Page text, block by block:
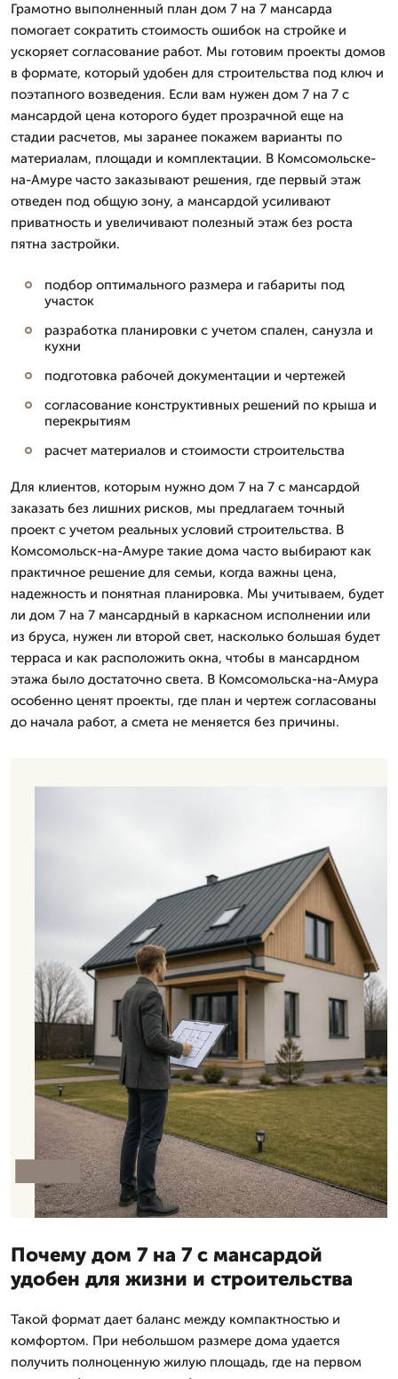
Грамотно выполненный план дом 7 на 7 мансарда
помогает сократить стоимость ошибок на стройке и
ускоряет согласование работ. Мы готовим проекты домов
в формате, который удобен для строительства под ключ и
поэтапного возведения. Если вам нужен дом 7 на 7 с
мансардой цена которого будет прозрачной еще на
стадии расчетов, мы заранее покажем варианты по
материалам, площади и комплектации. В Комсомольске-
на-Амуре часто заказывают решения, где первый этаж
отведен под общую зону, а мансардой усиливают
приватность и увеличивают полезный этаж без роста
пятна застройки.
подбор оптимального размера и габариты под
участок
разработка планировки с учетом спален, санузла и
кухни
подготовка рабочей документации и чертежей
согласование конструктивных решений по крыша и
перекрытиям
расчет материалов и стоимости строительства
Для клиентов, которым нужно дом 7 на 7 с мансардой
заказать без лишних рисков, мы предлагаем точный
проект с учетом реальных условий строительства. В
Комсомольск-на-Амуре такие дома часто выбирают как
практичное решение для семьи, когда важны цена,
надежность и понятная планировка. Мы учитываем, будет
ли дом 7 на 7 мансардный в каркасном исполнении или
из бруса, нужен ли второй свет, насколько большая будет
терраса и как расположить окна, чтобы в мансардном
этажа было достаточно света. В Комсомольска-на-Амура
особенно ценят проекты, где план и чертеж согласованы
до начала работ, а смета не меняется без причины.
Почему дом 7 на 7 с мансардой
удобен для жизни и строительства
Такой формат дает баланс между компактностью и
комфортом. При небольшом размере дома удается
получить полноценную жилую площадь, где на первом